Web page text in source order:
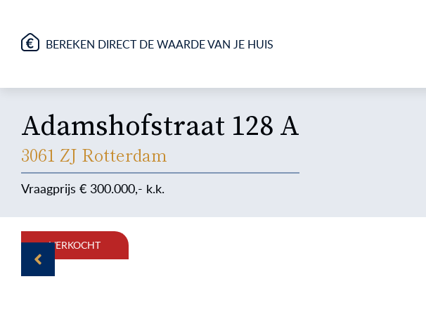
BEREKEN DIRECT DE WAARDE VAN JE HUIS
Adamshofstraat 128 A
3061 ZJ Rotterdam
300.000
VERKOCHT